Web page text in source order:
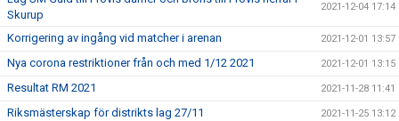
Skurup
2021-12-04 17:14
Korrigering av ingång vid matcher i arenan 2021-12-01 13:57
Nya corona restriktioner från och med 1/12 2021 2021-12-01 13:15
Resultat RM 2021 2021-11-28 11:41
Riksmästerskap för distrikts lag 27/11 2021-11-25 13:12